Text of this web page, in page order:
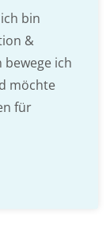
bin
&
bewege ich
möchte
für